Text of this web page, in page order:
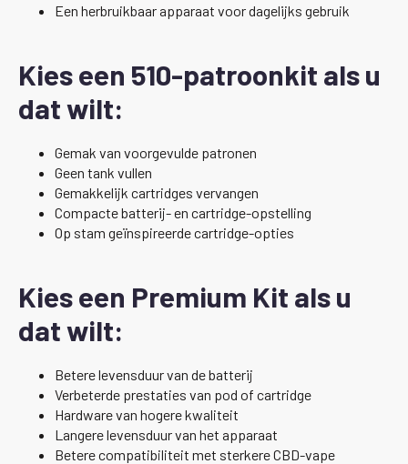
Een herbruikbaar apparaat voor dagelijks gebruik
Kies een 510-patroonkit als u
dat wilt:
Gemak van voorgevulde patronen
Geen tank vullen
Gemakkelijk cartridges vervangen
Compacte batterij- en cartridge-opstelling
Op stam geïnspireerde cartridge-opties
Kies een Premium Kit als u
dat wilt:
Betere levensduur van de batterij
Verbeterde prestaties van pod of cartridge
Hardware van hogere kwaliteit
Langere levensduur van het apparaat
Betere compatibiliteit met sterkere CBD-vape